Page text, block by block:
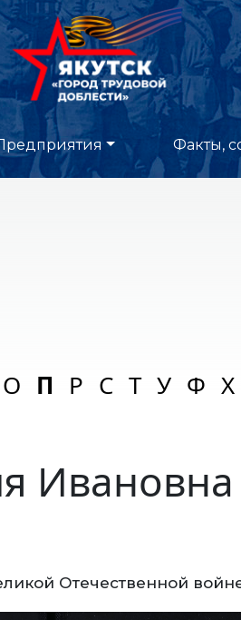
Факты,
О П Р С Т У Ф Х
Ивановна
Отечественной войне